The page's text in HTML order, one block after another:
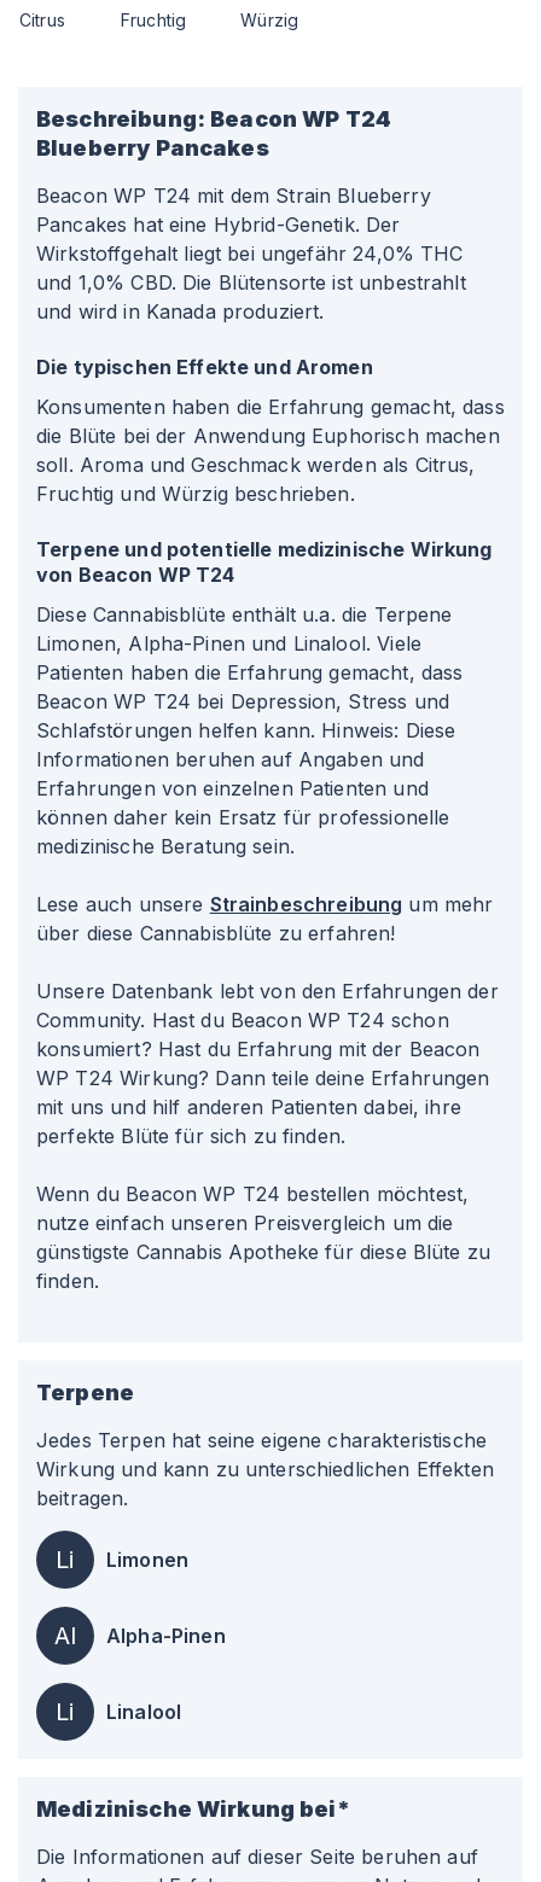
Citrus Fruchtig Würzig
Beschreibung: Beacon WP T24
Blueberry Pancakes
Beacon WP T24 mit dem Strain Blueberry
Pancakes hat eine Hybrid-Genetik. Der
Wirkstoffgehalt liegt bei ungefähr 24,0% THC
und 1,0% CBD. Die Blütensorte ist unbestrahlt
und wird in Kanada produziert.
Die typischen Effekte und Aromen
Konsumenten haben die Erfahrung gemacht, dass
die Blüte bei der Anwendung Euphorisch machen
soll. Aroma und Geschmack werden als Citrus,
Fruchtig und Würzig beschrieben.
Terpene und potentielle medizinische Wirkung
von Beacon WP T24
Diese Cannabisblüte enthält u.a. die Terpene
Limonen, Alpha-Pinen und Linalool. Viele
Patienten haben die Erfahrung gemacht, dass
Beacon WP T24 bei Depression, Stress und
Schlafstörungen helfen kann. Hinweis: Diese
Informationen beruhen auf Angaben und
Erfahrungen von einzelnen Patienten und
können daher kein Ersatz für professionelle
medizinische Beratung sein.
Lese auch unsere Strainbeschreibung um mehr
über diese Cannabisblüte zu erfahren!
Unsere Datenbank lebt von den Erfahrungen der
Community. Hast du Beacon WP T24 schon
konsumiert? Hast du Erfahrung mit der Beacon
WP T24 Wirkung? Dann teile deine Erfahrungen
mit uns und hilf anderen Patienten dabei, ihre
perfekte Blüte für sich zu finden.
Wenn du Beacon WP T24 bestellen möchtest,
nutze einfach unseren Preisvergleich um die
günstigste Cannabis Apotheke für diese Blüte zu
finden.
Terpene
Jedes Terpen hat seine eigene charakteristische
Wirkung und kann zu unterschiedlichen Effekten
beitragen.
Li Limonen
Al Alpha-Pinen
Li Linalool
Medizinische Wirkung bei*
Die Informationen auf dieser Seite beruhen auf